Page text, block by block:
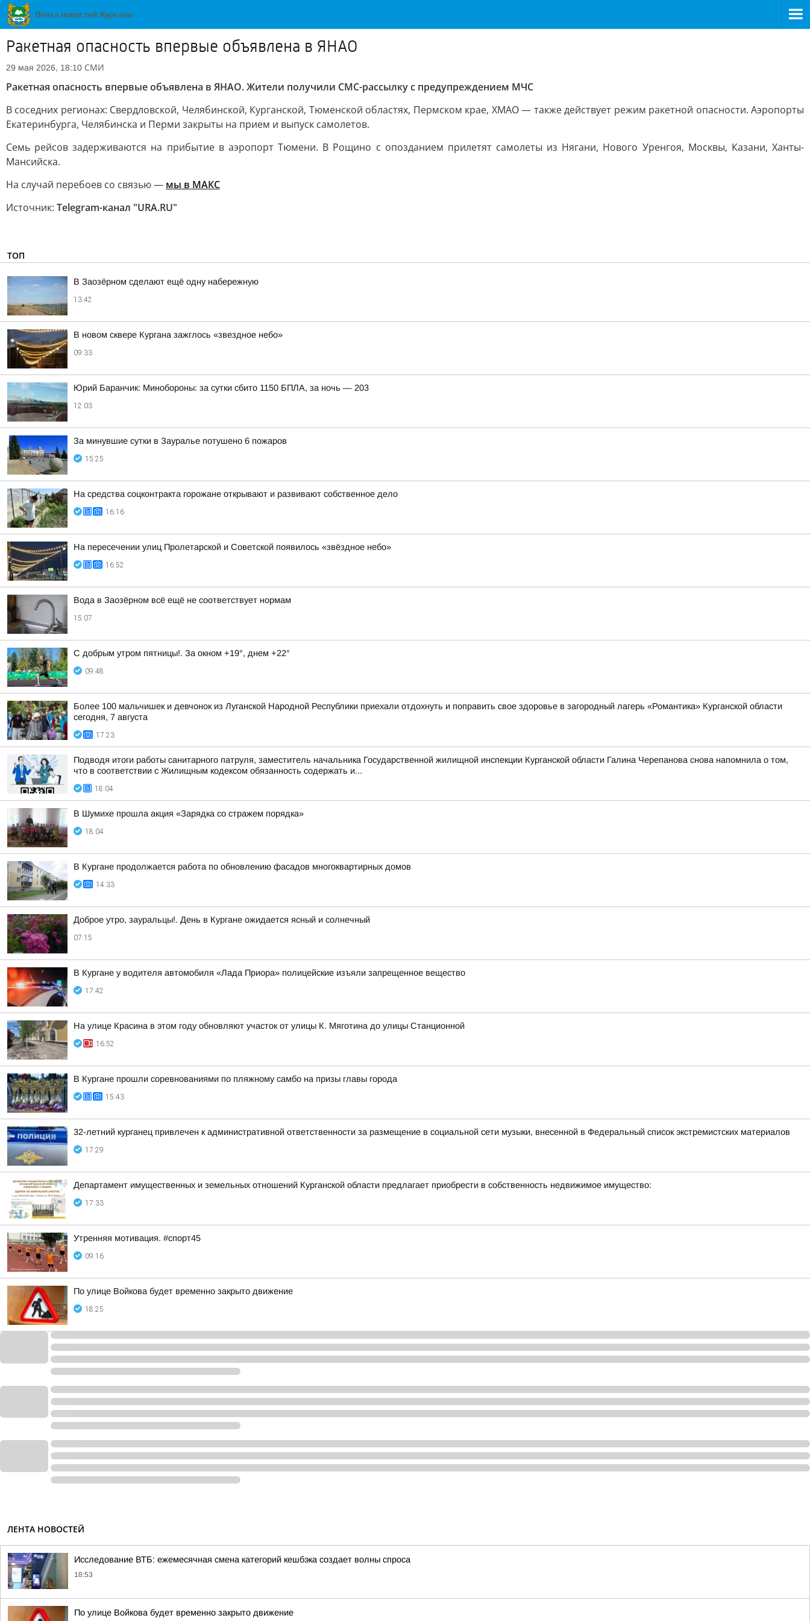
Ракетная опасность впервые объявлена в ЯНАО
29 мая 2026, 18:10 СМИ
Ракетная опасность впервые объявлена в ЯНАО. Жители получили СМС-рассылку с предупреждением МЧС
В соседних регионах: Свердловской, Челябинской, Курганской, Тюменской областях, Пермском крае, ХМАО — также действует режим ракетной опасности. Аэропорты
Екатеринбурга, Челябинска и Перми закрыты на прием и выпуск самолетов.
Семь рейсов задерживаются на прибытие в аэропорт Тюмени. В Рощино с опозданием прилетят самолеты из Нягани, Нового Уренгоя, Москвы, Казани, Ханты-
Мансийска.
На случай перебоев со связью — мы в MAКС
Источник: Telegram-канал "URA.RU"
ТОП
В Заозёрном сделают ещё одну набережную
13:42
В новом сквере Кургана зажглось «звездное небо»
09:33
Юрий Баранчик: Минобороны: за сутки сбито 1150 БПЛА, за ночь — 203
12:03
За минувшие сутки в Зауралье потушено 6 пожаров
15:25
На средства соцконтракта горожане открывают и развивают собственное дело
16:16
На пересечении улиц Пролетарской и Советской появилось «звёздное небо»
16:52
Вода в Заозёрном всё ещё не соответствует нормам
15:07
С добрым утром пятницы!. За окном +19°, днем +22°
09:48
Более 100 мальчишек и девчонок из Луганской Народной Республики приехали отдохнуть и поправить свое здоровье в загородный лагерь «Романтика» Курганской области
сегодня, 7 августа
17:23
Подводя итоги работы санитарного патруля, заместитель начальника Государственной жилищной инспекции Курганской области Галина Черепанова снова напомнила о том,
что в соответствии с Жилищным кодексом обязанность содержать и...
18:04
В Шумихе прошла акция «Зарядка со стражем порядка»
18:04
В Кургане продолжается работа по обновлению фасадов многоквартирных домов
14:33
Доброе утро, зауральцы!. День в Кургане ожидается ясный и солнечный
07:15
В Кургане у водителя автомобиля «Лада Приора» полицейские изъяли запрещенное вещество
17:42
На улице Красина в этом году обновляют участок от улицы К. Мяготина до улицы Станционной
16:52
В Кургане прошли соревнованиями по пляжному самбо на призы главы города
15:43
32-летний курганец привлечен к административной ответственности за размещение в социальной сети музыки, внесенной в Федеральный список экстремистских материалов
17:29
Департамент имущественных и земельных отношений Курганской области предлагает приобрести в собственность недвижимое имущество:
17:33
Утренняя мотивация. #спорт45
09:16
По улице Войкова будет временно закрыто движение
18:25
ЛЕНТА НОВОСТЕЙ
Исследование ВТБ: ежемесячная смена категорий кешбэка создает волны спроса
18:53
По улице Войкова будет временно закрыто движение